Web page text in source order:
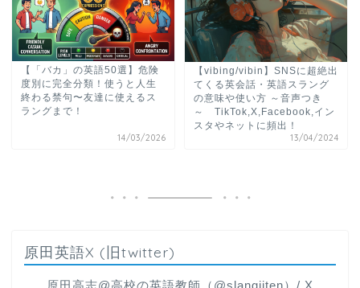
【「バカ」の英語50選】危険
度別に完全分類！使うと人生
終わる禁句〜友達に使えるス
ラングまで！
14/03/2026
【vibing/vibin】SNSに超絶出
てくる英会話・英語スラング
の意味や使い方 ～音声つき
～ TikTok,X,Facebook,イン
スタやネットに頻出！
13/04/2024
原田英語X (旧twitter)
原田高志@高校の英語教師（@slangjiten）/ X